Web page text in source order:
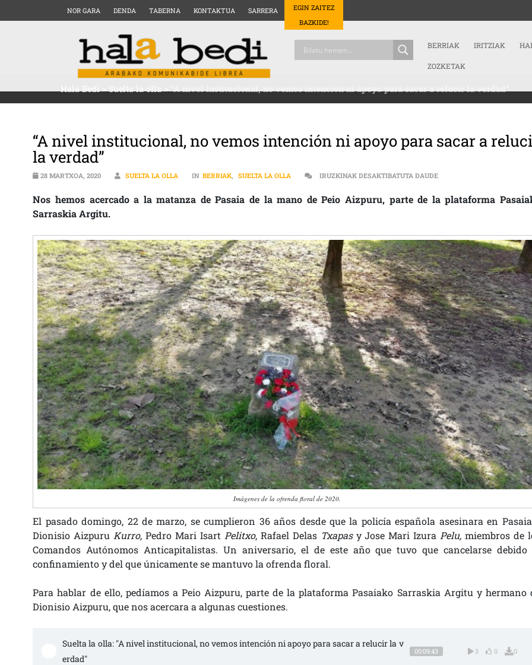
NOR GARA DENDA TABERNA KONTAKTUA SARRERA
EGIN ZAITEZ
BAZKIDE!
BERRIAK IRITZIAK
ZOZKETAK
Hala Bedi>Suelta la olla>“A nivel institucional, no vemos intención ni apoyo para sacar a relucir la verdad”
“A nivel institucional, no vemos intención ni apoyo para sacar a
la verdad”
28 MARTXOA, 2020 SUELTA LA OLLA IN BERRIAK, SUELTA LA OLLA IRUZKINAK DESAKTIBATUTA DAUDE“A NIVEL INSTITUCIONAL,
Nos hemos acercado a la matanza de Pasaia de la mano de Peio Aizpuru, parte de la plataforma
Sarraskia Argitu.
Imágenes de la ofrenda floral de 2020.
El pasado domingo, 22 de marzo, se cumplieron 36 años desde que la policía española asesinara en
Dionisio Aizpuru Kurro, Pedro Mari Isart Pelitxo, Rafael Delas Txapasy Jose Mari Izura Pelu, miembros de
Comandos Autónomos Anticapitalistas. Un aniversario, el de este año que tuvo que cancelarse debido
confinamiento y del que únicamente se mantuvo la ofrenda floral.
Para hablar de ello, pedíamos a Peio Aizpuru, parte de la plataforma Pasaiako Sarraskia Argitu y hermano
Dionisio Aizpuru, que nos acercara a algunas cuestiones.
Suelta la olla: "A nivel institucional, no vemos intención ni apoyo para sacar a relucir la v
erdad"
00:09:43 3 0 0